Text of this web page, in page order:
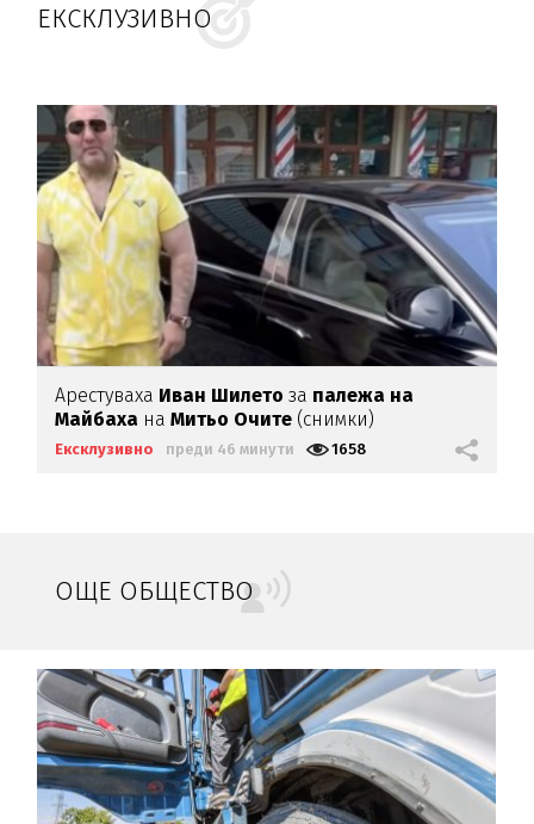
ЕКСКЛУЗИВНО
Арестуваха Иван Шилетоза палежа на
Майбаха наМитьо Очите (снимки)
Ексклузивно преди 46 минути 1658
ОЩЕ ОБЩЕСТВО